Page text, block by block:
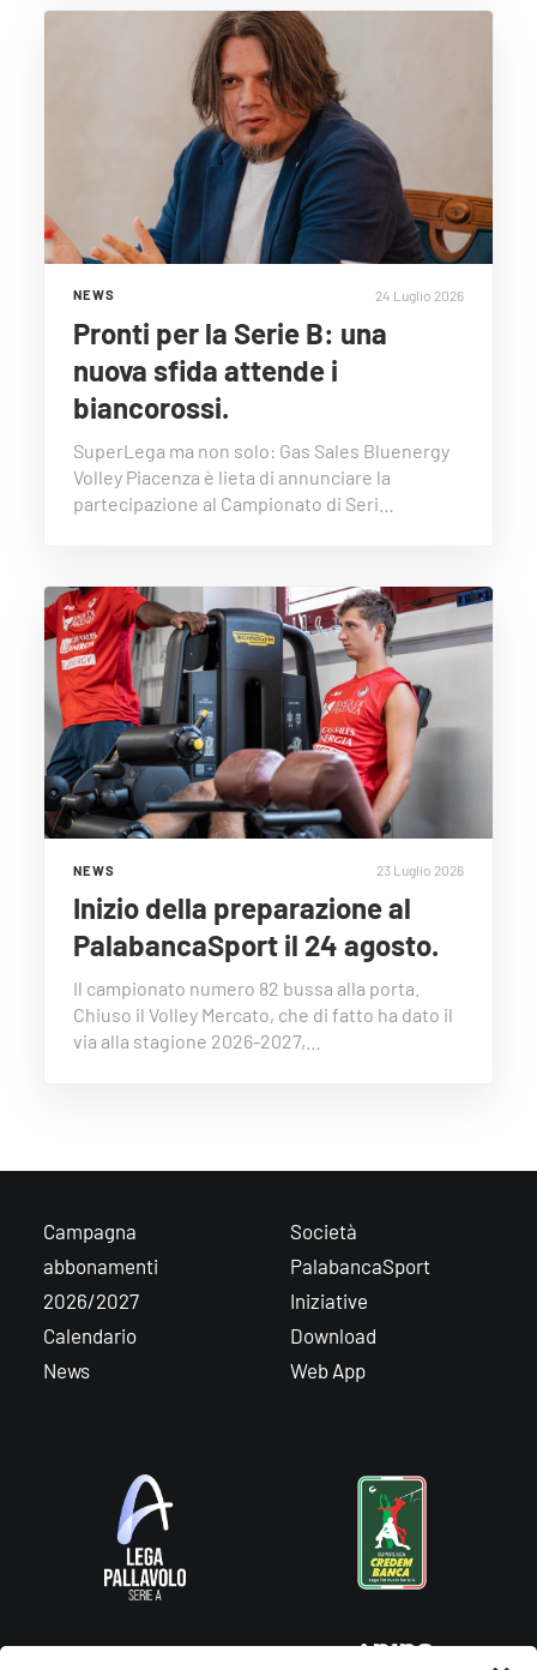
NEWS 24 Luglio 2026
Pronti per la Serie B: una
nuova sfida attende i
biancorossi.
SuperLega ma non solo: Gas Sales Bluenergy
Volley Piacenza è lieta di annunciare la
partecipazione al Campionato di Seri…
NEWS 23 Luglio 2026
Inizio della preparazione al
PalabancaSport il 24 agosto.
Il campionato numero 82 bussa alla porta.
Chiuso il Volley Mercato, che di fatto ha dato il
via alla stagione 2026-2027,…
Campagna
abbonamenti
2026/2027
Calendario
News
Società
PalabancaSport
Iniziative
Download
Web App